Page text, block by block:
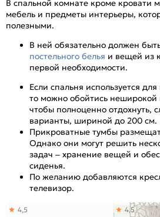
В спальной комнате кроме кровати
мебель и предметы интерьеры,
полезными.
В ней обязательно должен
постельного белья и вещей из
первой необходимости.
Если спальня используется
то можно обойтись
чтобы полноценно отдохнуть,
варианты, шириной до 200 см.
Прикроватные тумбы
Однако они могут решить
задач – хранение вещей и
сиденья.
По желанию добавляются
телевизор.
4,5 4,5